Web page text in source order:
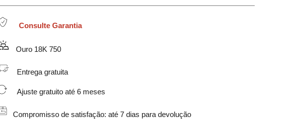
Consulte Garantia
Ouro 18K 750
Entrega gratuita
Ajuste gratuito até 6 meses
Compromisso de satisfação: até 7 dias para devolução